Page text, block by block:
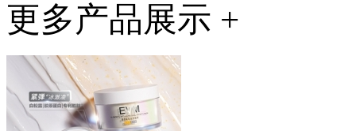
更多产品展示 +